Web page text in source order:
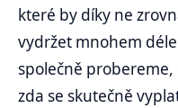
které by díky ne
vydržet mnohem
společně probereme,
zda se skutečně